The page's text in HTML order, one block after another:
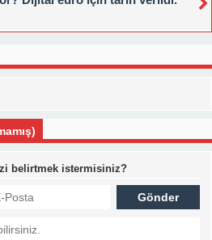
belirtmek istermisiniz?